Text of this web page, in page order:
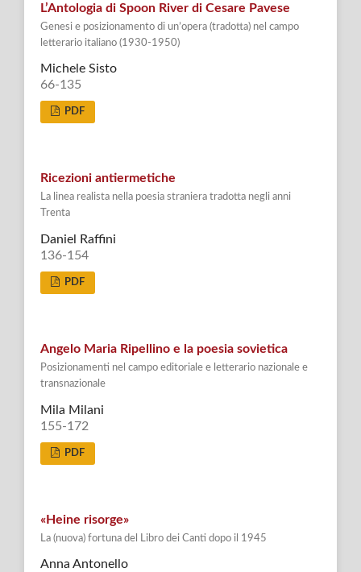
L’Antologia di Spoon River di Cesare Pavese
Genesi e posizionamento di un’opera (tradotta) nel campo
letterario italiano (1930-1950)
Michele Sisto
66-135
PDF
Ricezioni antiermetiche
La linea realista nella poesia straniera tradotta negli anni
Trenta
Daniel Raffini
136-154
PDF
Angelo Maria Ripellino e la poesia sovietica
Posizionamenti nel campo editoriale e letterario nazionale e
transnazionale
Mila Milani
155-172
PDF
«Heine risorge»
La (nuova) fortuna del Libro dei Canti dopo il 1945
Anna Antonello